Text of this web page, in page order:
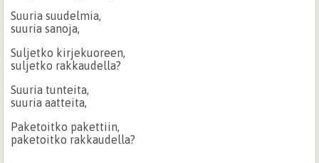
Suuria suudelmia,
suuria sanoja,
Suljetko kirjekuoreen,
suljetko rakkaudella?
Suuria tunteita,
suuria aatteita,
Paketoitko pakettiin,
paketoitko rakkaudella?